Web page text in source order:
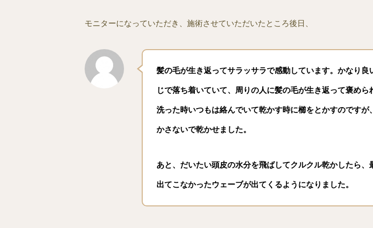
モニターになっていただき、施術させていただいたところ後日、
髪の毛が生き返ってサラッサラで感動しています。 かなり良
じで落ち着いていて、周りの人に髪の毛が生き返って褒めら
洗った時いつもは絡んでいて乾かす時に櫛をとかすのですが
かさないで乾かせました。
あと、だいたい頭皮の水分を飛ばしてクルクル乾かしたら、
出てこなかったウェーブが出てくるようになりました。